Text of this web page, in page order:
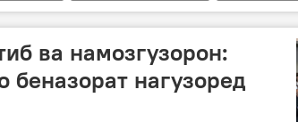
ва намозгузорон:
беназорат нагузоред